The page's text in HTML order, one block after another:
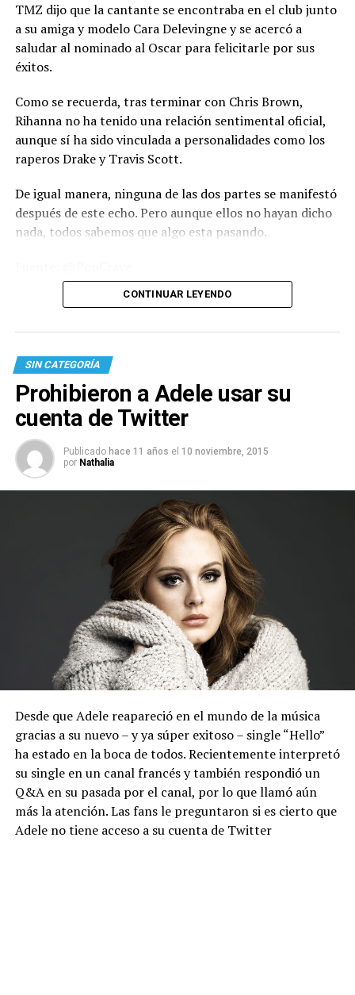
TMZ dijo que la cantante se encontraba en el club junto
a su amiga y modelo Cara Delevingne y se acercó a
saludar al nominado al Oscar para felicitarle por sus
éxitos.
Como se recuerda, tras terminar con Chris Brown,
Rihanna no ha tenido una relación sentimental oficial,
aunque sí ha sido vinculada a personalidades como los
raperos Drake y Travis Scott.
De igual manera, ninguna de las dos partes se manifestó
después de este echo. Pero aunque ellos no hayan dicho
nada, todos sabemos que algo esta pasando.
CONTINUAR LEYENDO
SIN CATEGORÍA
Prohibieron a Adele usar su
cuenta de Twitter
Publicado hace 11 años el 10 noviembre, 2015
por Nathalia
Desde que Adele reapareció en el mundo de la música
gracias a su nuevo – y ya súper exitoso – single “Hello”
ha estado en la boca de todos. Recientemente interpretó
su single en un canal francés y también respondió un
Q&A en su pasada por el canal, por lo que llamó aún
más la atención. Las fans le preguntaron si es cierto que
Adele no tiene acceso a su cuenta de Twitter